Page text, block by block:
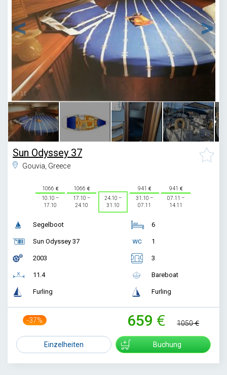
1/11
Sun Odyssey 37
Gouvia, Greece
1066
10.10 –
17.10
1066
17.10 –
24.10
24.10 –
31.10
941
31.10 –
07.11
941
07.11 –
14.11
Segelboot
Sun Odyssey 37
2003
11.4
Furling
6
1
3
Bareboat
Furling
-37% 659 1050
Einzelheiten Buchung